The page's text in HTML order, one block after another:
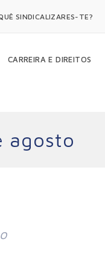
SINDICALIZARES-TE?
CARREIRA E DIREITOS
agosto